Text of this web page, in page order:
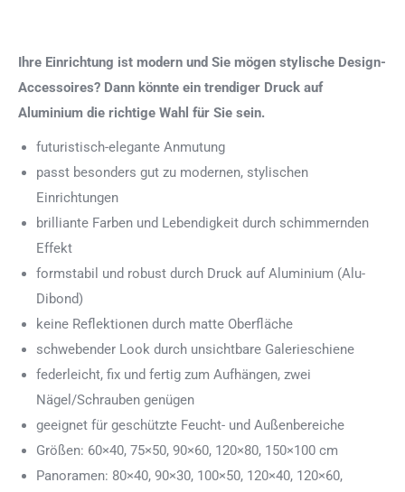
Ihre Einrichtung ist modern und Sie mögen stylische Design-
Accessoires? Dann könnte ein trendiger Druck auf
Aluminium die richtige Wahl für Sie sein.
futuristisch-elegante Anmutung
passt besonders gut zu modernen, stylischen
Einrichtungen
brilliante Farben und Lebendigkeit durch schimmernden
Effekt
formstabil und robust durch Druck auf Aluminium (Alu-
Dibond)
keine Reflektionen durch matte Oberfläche
schwebender Look durch unsichtbare Galerieschiene
federleicht, fix und fertig zum Aufhängen, zwei
Nägel/Schrauben genügen
geeignet für geschützte Feucht- und Außenbereiche
Größen: 60×40, 75×50, 90×60, 120×80, 150×100 cm
Panoramen: 80×40, 90×30, 100×50, 120×40, 120×60,